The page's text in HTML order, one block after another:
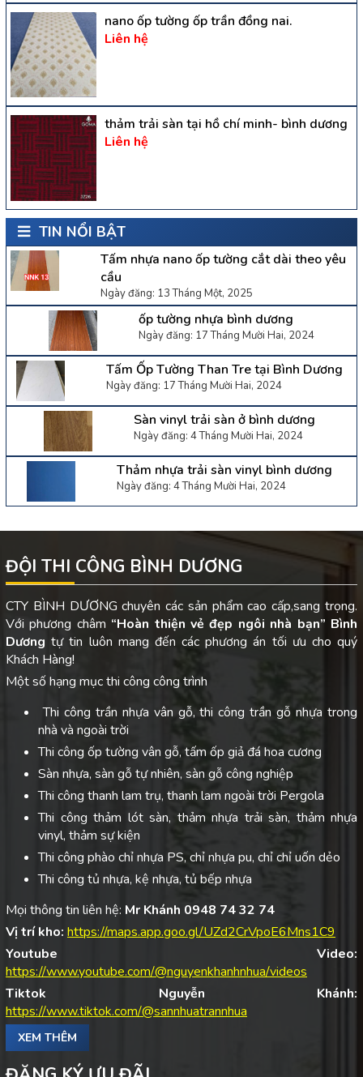
nano ốp tường ốp trần đồng nai.
Liên hệ
thảm trải sàn tại hồ chí minh- bình dương
Liên hệ
TIN NỔI BẬT
Tấm nhựa nano ốp tường cắt dài theo yêu
cầu
Ngày đăng: 13 Tháng Một, 2025
ốp tường nhựa bình dương
Ngày đăng: 17 Tháng Mười Hai, 2024
Tấm Ốp Tường Than Tre tại Bình Dương
Ngày đăng: 17 Tháng Mười Hai, 2024
Sàn vinyl trải sàn ở bình dương
Ngày đăng: 4 Tháng Mười Hai, 2024
Thảm nhựa trải sàn vinyl bình dương
Ngày đăng: 4 Tháng Mười Hai, 2024
ĐỘI THI CÔNG BÌNH DƯƠNG
CTY BÌNH DƯƠNG chuyên các sản phẩm cao cấp,sang trọng.
Với phương châm “Hoàn thiện vẻ đẹp ngôi nhà bạn” Bình
Dươngtự tin luôn mang đến các phương án tối ưu cho quý
Khách Hàng!
Một số hạng mục thi công công trình
Thi công trần nhựa vân gỗ, thi công trần gỗ nhựa trong
nhà và ngoài trời
Thi công ốp tường vân gỗ, tấm ốp giả đá hoa cương
Sàn nhựa, sàn gỗ tự nhiên, sàn gỗ công nghiệp
Thi công thanh lam trụ, thanh lam ngoài trời Pergola
Thi công thảm lót sàn, thảm nhựa trải sàn, thảm nhựa
vinyl, thảm sự kiện
Thi công phào chỉ nhựa PS, chỉ nhựa pu, chỉ chỉ uốn dẻo
Thi công tủ nhựa, kệ nhựa, tủ bếp nhựa
Mọi thông tin liên hệ: Mr Khánh 0948 74 32 74
Vị trí kho: https://maps.app.goo.gl/UZd2CrVpoE6Mns1C9
Youtube Video:
https://www.youtube.com/@nguyenkhanhnhua/videos
Tiktok Nguyễn Khánh:
https://www.tiktok.com/@sannhuatrannhua
XEM THÊM